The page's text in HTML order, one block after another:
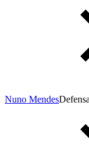
Nuno MendesDefensa